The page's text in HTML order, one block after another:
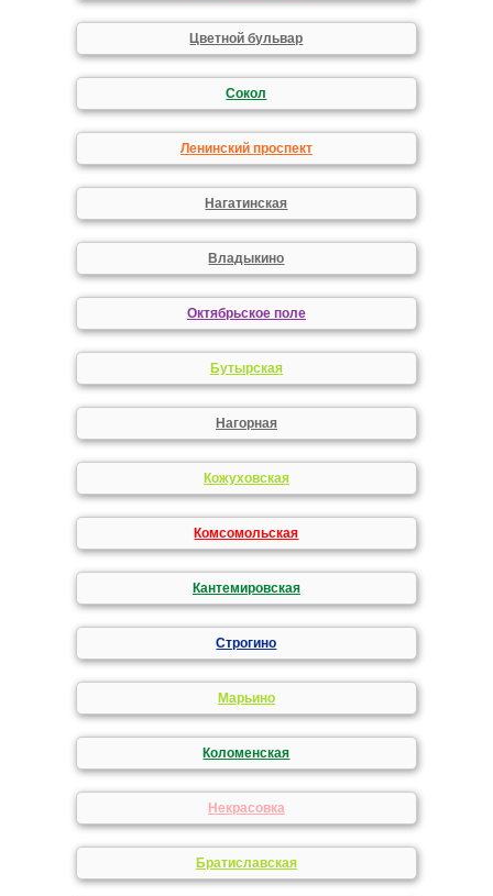
Цветной бульвар
Сокол
Ленинский проспект
Нагатинская
Владыкино
Октябрьское поле
Бутырская
Нагорная
Кожуховская
Комсомольская
Кантемировская
Строгино
Марьино
Коломенская
Некрасовка
Братиславская